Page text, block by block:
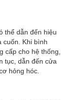
thể dẫn đến hiệu
cuốn. Khi bình
cấp cho hệ thống,
tục, dẫn đến cửa
hỏng hóc.